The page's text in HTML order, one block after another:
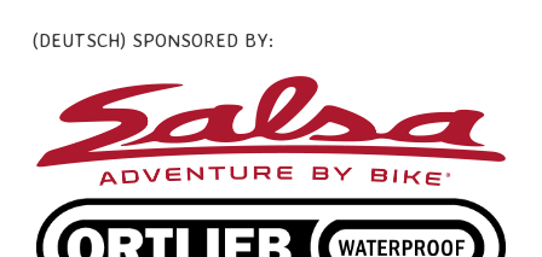
(DEUTSCH) SPONSORED BY: